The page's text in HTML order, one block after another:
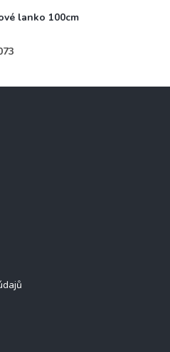
lanko 100cm